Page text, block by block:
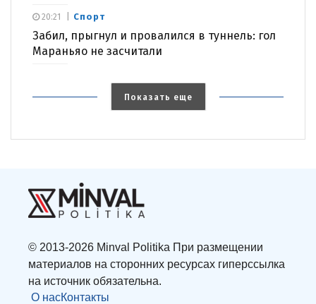
Спорт
Забил, прыгнул и провалился в туннель: гол
Мараньяо не засчитали
20:21
Показать еще
© 2013-2026 Minval Politika При размещении
материалов на сторонних ресурсах гиперссылка
на источник обязательна.
О насКонтакты